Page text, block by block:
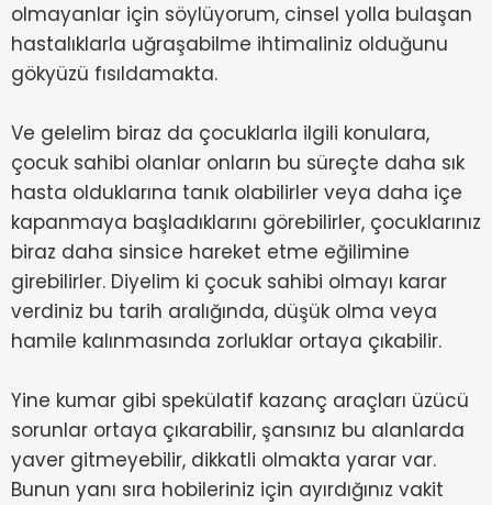
olmayanlar için söylüyorum, cinsel yolla bulaşan
hastalıklarla uğraşabilme ihtimaliniz olduğunu
gökyüzü fısıldamakta.
Ve gelelim biraz da çocuklarla ilgili konulara,
çocuk sahibi olanlar onların bu süreçte daha sık
hasta olduklarına tanık olabilirler veya daha içe
kapanmaya başladıklarını görebilirler, çocuklarınız
biraz daha sinsice hareket etme eğilimine
girebilirler. Diyelim ki çocuk sahibi olmayı karar
verdiniz bu tarih aralığında, düşük olma veya
hamile kalınmasında zorluklar ortaya çıkabilir.
Yine kumar gibi spekülatif kazanç araçları üzücü
sorunlar ortaya çıkarabilir, şansınız bu alanlarda
yaver gitmeyebilir, dikkatli olmakta yarar var.
Bunun yanı sıra hobileriniz için ayırdığınız vakit